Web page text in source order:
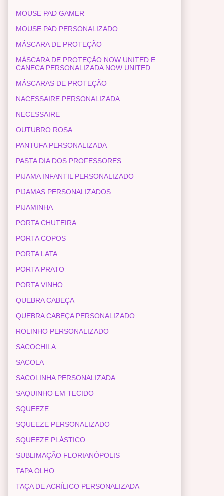
MOUSE PAD GAMER
MOUSE PAD PERSONALIZADO
MÁSCARA DE PROTEÇÃO
MÁSCARA DE PROTEÇÃO NOW UNITED E
CANECA PERSONALIZADA NOW UNITED
MÁSCARAS DE PROTEÇÃO
NACESSAIRE PERSONALIZADA
NECESSAIRE
OUTUBRO ROSA
PANTUFA PERSONALIZADA
PASTA DIA DOS PROFESSORES
PIJAMA INFANTIL PERSONALIZADO
PIJAMAS PERSONALIZADOS
PIJAMINHA
PORTA CHUTEIRA
PORTA COPOS
PORTA LATA
PORTA PRATO
PORTA VINHO
QUEBRA CABEÇA
QUEBRA CABEÇA PERSONALIZADO
ROLINHO PERSONALIZADO
SACOCHILA
SACOLA
SACOLINHA PERSONALIZADA
SAQUINHO EM TECIDO
SQUEEZE
SQUEEZE PERSONALIZADO
SQUEEZE PLÁSTICO
SUBLIMAÇÃO FLORIANÓPOLIS
TAPA OLHO
TAÇA DE ACRÍLICO PERSONALIZADA